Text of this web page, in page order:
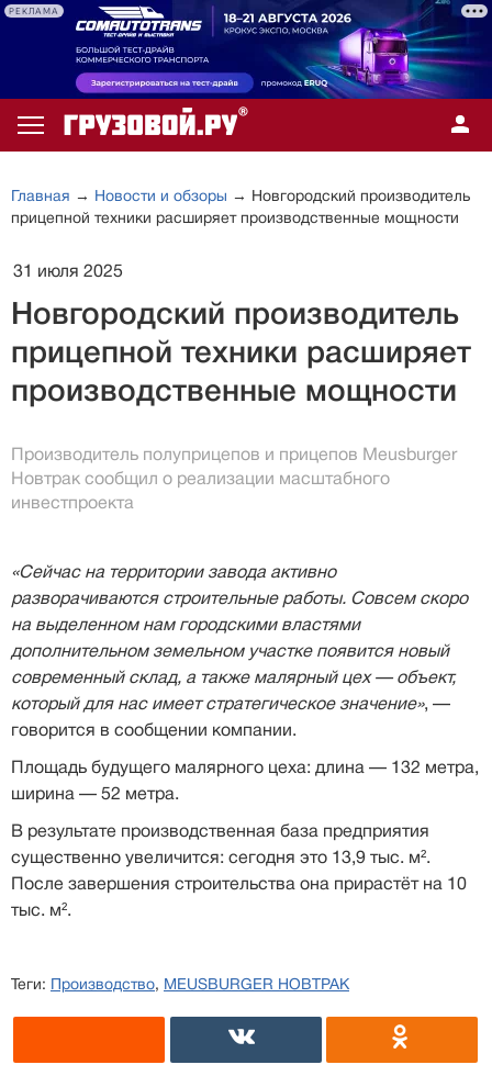
РЕКЛАМА
Главная → Новости и обзоры → Новгородский производитель
прицепной техники расширяет производственные мощности
31 июля 2025
Новгородский производитель
прицепной техники расширяет
производственные мощности
Производитель полуприцепов и прицепов Meusburger
Новтрак сообщил о реализации масштабного
инвестпроекта
«Сейчас на территории завода активно
разворачиваются строительные работы. Совсем скоро
на выделенном нам городскими властями
дополнительном земельном участке появится новый
современный склад, а также малярный цех — объект,
который для нас имеет стратегическое значение», —
говорится в сообщении компании.
Площадь будущего малярного цеха: длина — 132 метра,
ширина — 52 метра.
В результате производственная база предприятия
существенно увеличится: сегодня это 13,9 тыс. м².
После завершения строительства она прирастёт на 10
тыс. м².
Теги: Производство, MEUSBURGER НОВТРАК